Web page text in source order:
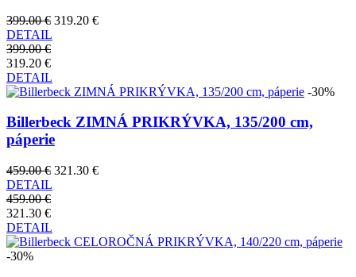
399.00 € 319.20 €
DETAIL
399.00 €
319.20 €
DETAIL
-30%
Billerbeck ZIMNÁ PRIKRÝVKA, 135/200 cm,
páperie
459.00 € 321.30 €
DETAIL
459.00 €
321.30 €
DETAIL
-30%